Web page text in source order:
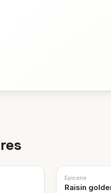
Épicerie
Raisin